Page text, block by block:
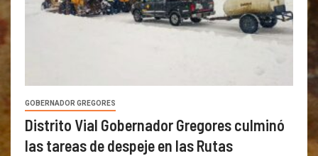
GOBERNADOR GREGORES
Distrito Vial Gobernador Gregores culminó
las tareas de despeje en las Rutas